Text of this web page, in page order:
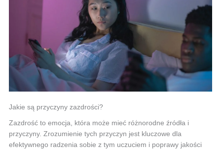
Jakie są przyczyny zazdrości?
Zazdrość to emocja, która może mieć różnorodne źródła i
przyczyny. Zrozumienie tych przyczyn jest kluczowe dla
efektywnego radzenia sobie z tym uczuciem i poprawy jakości